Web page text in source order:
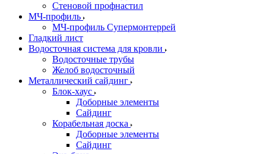
Стеновой профнастил
МЧ-профиль
МЧ-профиль Супермонтеррей
Гладкий лист
Водосточная система для кровли
Водосточные трубы
Желоб водосточный
Металлический сайдинг
Блок-хаус
Доборные элементы
Сайдинг
Корабельная доска
Доборные элементы
Сайдинг